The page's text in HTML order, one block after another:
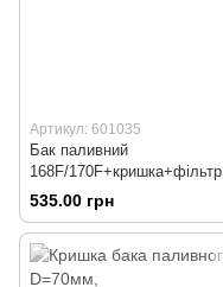
Артикул: 601035
Бак паливний
168F/170F+кришка+фільтр
535.00 грн